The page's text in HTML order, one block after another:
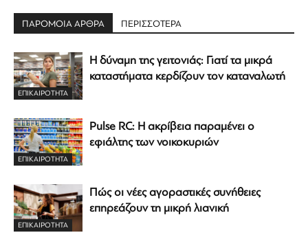
ΠΑΡΟΜΟΙΑ ΑΡΘΡΑ ΠΕΡΙΣΣΟΤΕΡΑ
ΕΠΙΚΑΙΡΟΤΗΤΑ
Η δύναμη της γειτονιάς: Γιατί τα μικρά
καταστήματα κερδίζουν τον καταναλωτή
ΕΠΙΚΑΙΡΟΤΗΤΑ
Pulse RC: Η ακρίβεια παραμένει ο
εφιάλτης των νοικοκυριών
ΕΠΙΚΑΙΡΟΤΗΤΑ
Πώς οι νέες αγοραστικές συνήθειες
επηρεάζουν τη μικρή λιανική